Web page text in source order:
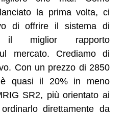
la prima volta, ci
di offrire il sistema di
il miglior rapporto
mercato. Crediamo di
Con un prezzo di 2850
quasi il 20% in meno
SR2, più orientato ai
direttamente da